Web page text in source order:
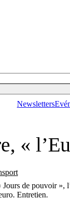
Newsletters
«
de pouvoir
Entretien.